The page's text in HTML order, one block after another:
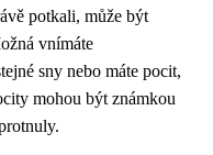
potkali, může být
vnímáte
sny nebo máte pocit,
mohou být známkou